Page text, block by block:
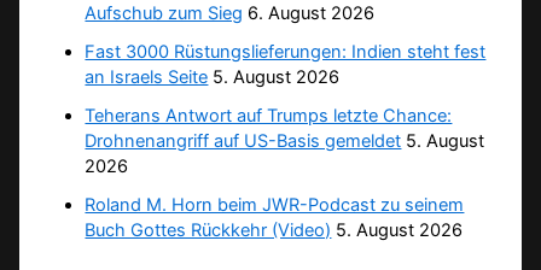
Aufschub zum Sieg 6. August 2026
Fast 3000 Rüstungslieferungen: Indien steht fest
an Israels Seite 5. August 2026
Teherans Antwort auf Trumps letzte Chance:
Drohnenangriff auf US-Basis gemeldet 5. August
2026
Roland M. Horn beim JWR-Podcast zu seinem
Buch Gottes Rückkehr (Video) 5. August 2026